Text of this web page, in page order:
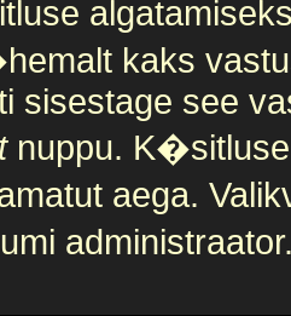
kaks
sisestage see
nuppu.
aega.